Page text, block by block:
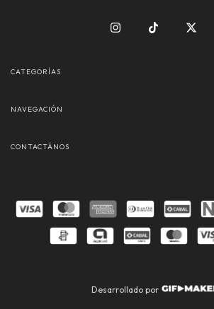
CATEGORÍAS
NAVEGACIÓN
CONTACTÁNOS
Desarrollado por